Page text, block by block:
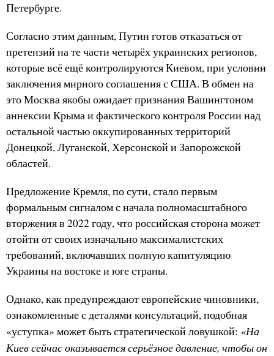
Петербурге.
Согласно этим данным, Путин готов отказаться от
претензий на те части четырёх украинских регионов,
которые всё ещё контролируются Киевом, при условии
заключения мирного соглашения с США. В обмен на
это Москва якобы ожидает признания Вашингтоном
аннексии Крыма и фактического контроля России над
остальной частью оккупированных территорий
Донецкой, Луганской, Херсонской и Запорожской
областей.
Предложение Кремля, по сути, стало первым
формальным сигналом с начала полномасштабного
вторжения в 2022 году, что российская сторона может
отойти от своих изначально максималистских
требований, включавших полную капитуляцию
Украины на востоке и юге страны.
Однако, как предупреждают европейские чиновники,
ознакомленные с деталями консультаций, подобная
«уступка» может быть стратегической ловушкой: «На
Киев сейчас оказывается серьёзное давление, чтобы он